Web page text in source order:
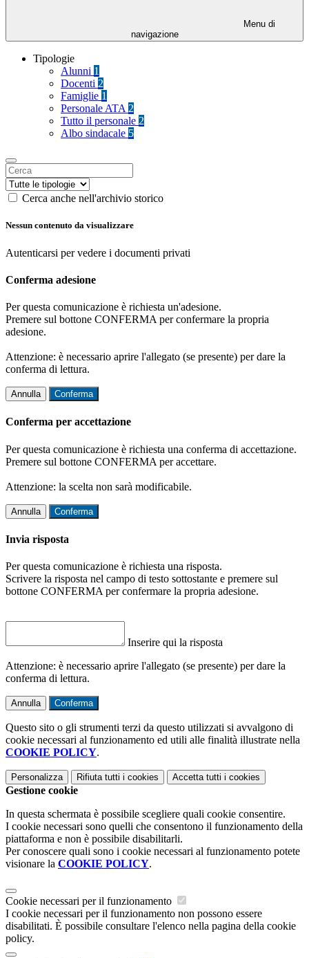
Menu di
navigazione
Tipologie
Alunni 1
Docenti 2
Famiglie 1
Personale ATA 2
Tutto il personale 2
Albo sindacale 5
Cerca anche nell'archivio storico
Nessun contenuto da visualizzare
Autenticarsi per vedere i documenti privati
Conferma adesione
Per questa comunicazione è richiesta un'adesione.
Premere sul bottone CONFERMA per confermare la propria
adesione.
Attenzione: è necessario aprire l'allegato (se presente) per dare la
conferma di lettura.
Annulla Conferma
Conferma per accettazione
Per questa comunicazione è richiesta una conferma di accettazione.
Premere sul bottone CONFERMA per accettare.
Attenzione: la scelta non sarà modificabile.
Annulla Conferma
Invia risposta
Per questa comunicazione è richiesta una risposta.
Scrivere la risposta nel campo di testo sottostante e premere sul
bottone CONFERMA per confermare la propria adesione.
Inserire qui la risposta
Attenzione: è necessario aprire l'allegato (se presente) per dare la
conferma di lettura.
Annulla Conferma
Questo sito o gli strumenti terzi da questo utilizzati si avvalgono di
cookie necessari al funzionamento ed utili alle finalità illustrate nella
COOKIE POLICY.
Personalizza Rifiuta tutti i cookies Accetta tutti i cookies
Gestione cookie
In questa schermata è possibile scegliere quali cookie consentire.
I cookie necessari sono quelli che consentono il funzionamento della
piattaforma e non è possibile disabilitarli.
Per conoscere quali sono i cookie necessari al funzionamento potete
visionare la COOKIE POLICY.
Cookie necessari per il funzionamento
I cookie necessari per il funzionamento non possono essere
disabilitati. È possibile consultare l'elenco nella pagina della cookie
policy.